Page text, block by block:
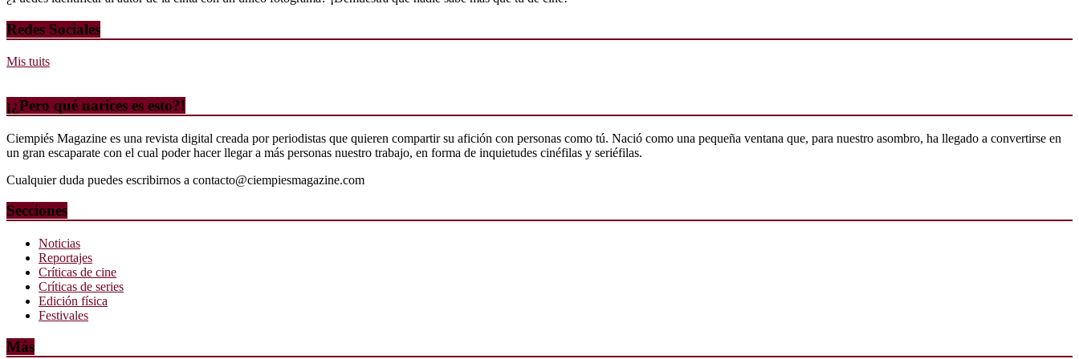
Redes Sociales
Mis tuits
¡¿Pero qué narices es esto?!
Ciempiés Magazine es una revista digital creada por periodistas que quieren compartir su afición con personas como tú. Nació como una pequeña ventana que, para nuestro asombro, ha llegado a convertirse en
un gran escaparate con el cual poder hacer llegar a más personas nuestro trabajo, en forma de inquietudes cinéfilas y seriéfilas.
Cualquier duda puedes escribirnos a contacto@ciempiesmagazine.com
Secciones
Noticias
Reportajes
Críticas de cine
Críticas de series
Edición física
Festivales
Más